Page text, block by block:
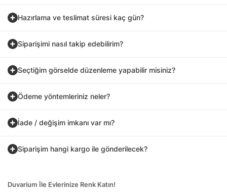
Hazırlama ve teslimat süresi kaç gün?
Siparişimi nasıl takip edebilirim?
Seçtiğim görselde düzenleme yapabilir misiniz?
Ödeme yöntemleriniz neler?
İade / değişim imkanı var mı?
Siparişim hangi kargo ile gönderilecek?
Duvarium İle Evlerinize Renk Katın!